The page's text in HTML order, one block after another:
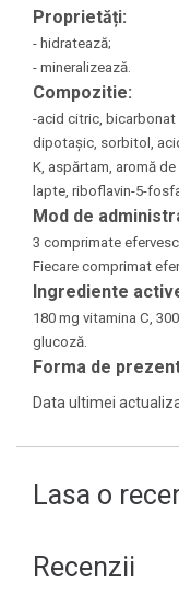
Proprietăți:
- hidratează;
- mineralizează.
Compozitie:
-acid citric,
dipotașic, sorbitol,
K, aspărtam, aromă
lapte, riboflavin-5-
Mod de
3 comprimate
Fiecare comprimat
Ingrediente
180 mg vitamina C,
glucoză.
Forma de
Data ultimei
Lasa o
Recenzii